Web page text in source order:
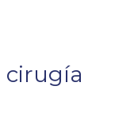
cirugía